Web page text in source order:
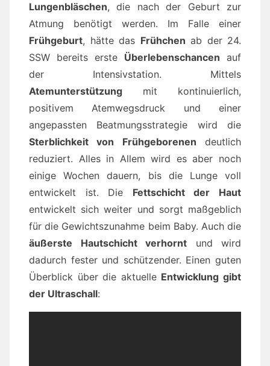
Lungenbläschen, die nach der Geburt zur
Atmung benötigt werden. Im Falle einer
Frühgeburt, hätte das Frühchen ab der 24.
SSW bereits erste Überlebenschancen auf
der Intensivstation. Mittels
Atemunterstützung mit kontinuierlich,
positivem Atemwegsdruck und einer
angepassten Beatmungsstrategie wird die
Sterblichkeit von Frühgeborenen deutlich
reduziert. Alles in Allem wird es aber noch
einige Wochen dauern, bis die Lunge voll
entwickelt ist. Die Fettschicht der Haut
entwickelt sich weiter und sorgt maßgeblich
für die Gewichtszunahme beim Baby. Auch die
äußerste Hautschicht verhornt und wird
dadurch fester und schützender. Einen guten
Überblick über die aktuelle Entwicklung gibt
der Ultraschall: